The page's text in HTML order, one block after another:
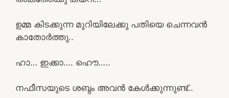
ഉമ്മ കിടക്കുന്ന മുറിയിലേക്കു പതിയെ ചെന്നവൻ
കാതോർത്തു..
ഹാ… ഇക്കാ…. ഹൌ…..
നഫീസയുടെ ശബ്ദം അവൻ കേൾക്കുന്നുണ്ട്..